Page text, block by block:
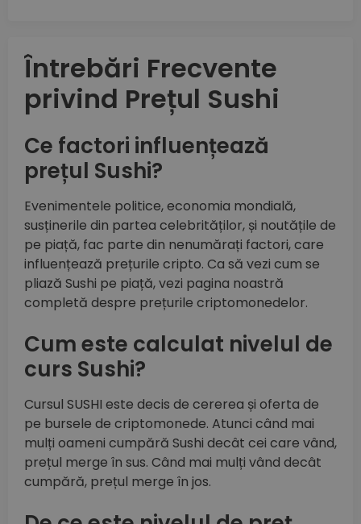
Întrebări Frecvente
privind Prețul Sushi
Ce factori influențează
prețul Sushi?
Evenimentele politice, economia mondială,
susținerile din partea celebrităților, și noutățile de
pe piață, fac parte din nenumărați factori, care
influențează prețurile cripto. Ca să vezi cum se
pliază Sushi pe piață, vezi pagina noastră
completă despre prețurile criptomonedelor.
Cum este calculat nivelul de
curs Sushi?
Cursul SUSHI este decis de cererea și oferta de
pe bursele de criptomonede. Atunci când mai
mulți oameni cumpără Sushi decât cei care vând,
prețul merge în sus. Când mai mulți vând decât
cumpără, prețul merge în jos.